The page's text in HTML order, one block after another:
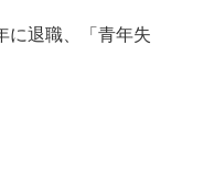
に退職、「青年失